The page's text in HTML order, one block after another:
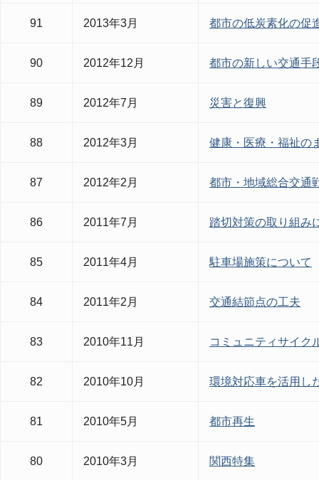
91 2013年3月 都市の低炭素化の促
90 2012年12月 都市の新しい交通手
89 2012年7月 災害と復興
88 2012年3月 健康・医療・福祉の
87 2012年2月 都市・地域総合交通
86 2011年7月 踏切対策の取り組み
85 2011年4月 駐車場施策について
84 2011年2月 交通結節点の工夫
83 2010年11月 コミュニティサイク
82 2010年10月 環境対応車を活用し
81 2010年5月 都市再生
80 2010年3月 関西特集